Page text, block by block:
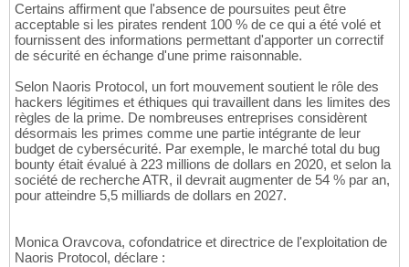
Certains affirment que l'absence de poursuites peut être
acceptable si les pirates rendent 100 % de ce qui a été volé et
fournissent des informations permettant d'apporter un correctif
de sécurité en échange d'une prime raisonnable.
Selon Naoris Protocol, un fort mouvement soutient le rôle des
hackers légitimes et éthiques qui travaillent dans les limites des
règles de la prime. De nombreuses entreprises considèrent
désormais les primes comme une partie intégrante de leur
budget de cybersécurité. Par exemple, le marché total du bug
bounty était évalué à 223 millions de dollars en 2020, et selon la
société de recherche ATR, il devrait augmenter de 54 % par an,
pour atteindre 5,5 milliards de dollars en 2027.
Monica Oravcova, cofondatrice et directrice de l'exploitation de
Naoris Protocol, déclare :